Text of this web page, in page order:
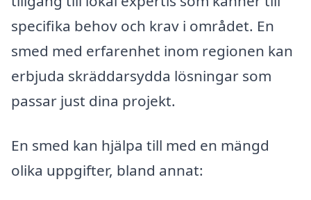
specifika behov och krav i området. En
smed med erfarenhet inom regionen kan
erbjuda skräddarsydda lösningar som
passar just dina projekt.
En smed kan hjälpa till med en mängd
olika uppgifter, bland annat: